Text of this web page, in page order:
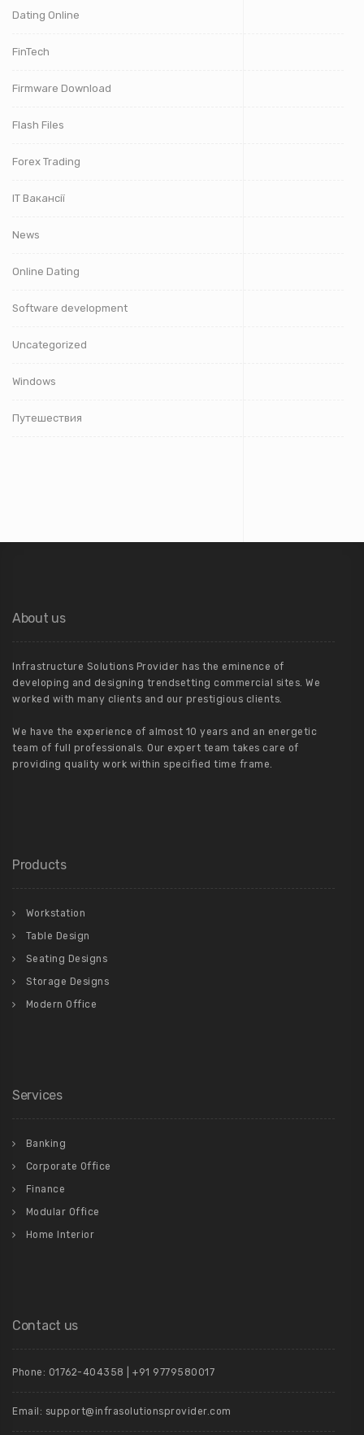
Dating Online
FinTech
Firmware Download
Flash Files
Forex Trading
IT Вакансії
News
Online Dating
Software development
Uncategorized
Windows
Путешествия
About us
Infrastructure Solutions Provider has the eminence of
developing and designing trendsetting commercial sites. We
worked with many clients and our prestigious clients.
We have the experience of almost 10 years and an energetic
team of full professionals. Our expert team takes care of
providing quality work within specified time frame.
Products
Workstation
Table Design
Seating Designs
Storage Designs
Modern Office
Services
Banking
Corporate Office
Finance
Modular Office
Home Interior
Contact us
Phone: 01762-404358 | +91 9779580017
Email: support@infrasolutionsprovider.com